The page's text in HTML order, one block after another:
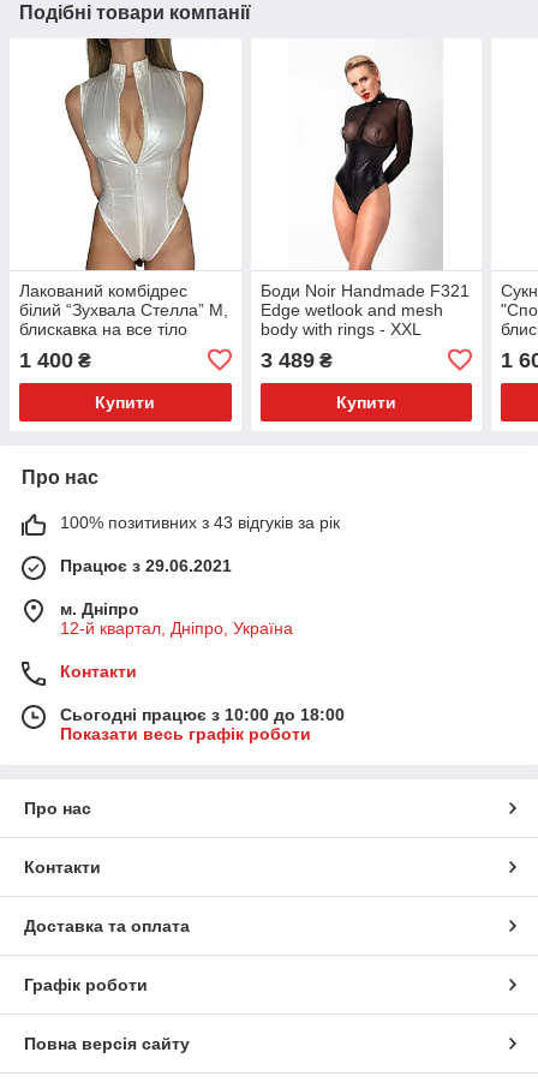
Подібні товари компанії
Лакований комбідрес
білий “Зухвала Стелла” M,
блискавка на все тіло
1 400 ₴
Купити
Боди Noir Handmade F321
Edge wetlook and mesh
body with rings - XXL
3 489₴
Купити
1
Про нас
100% позитивних з 43 відгуків за рік
Працює з 29.06.2021
м. Дніпро
12-й квартал, Дніпро, Україна
Контакти
Сьогодні працює з 10:00 до 18:00
Показати весь графік роботи
Про нас
Контакти
Доставка та оплата
Графік роботи
Повна версія сайту